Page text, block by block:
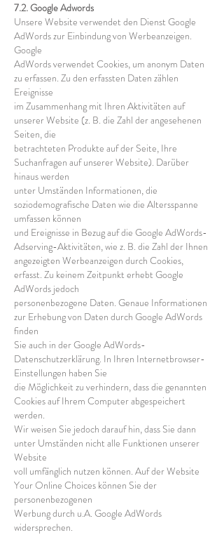
7.2. Google Adwords
Unsere Website verwendet den Dienst Google
AdWords zur Einbindung von Werbeanzeigen.
Google
AdWords verwendet Cookies, um anonym Daten
zu erfassen. Zu den erfassten Daten zählen
Ereignisse
im Zusammenhang mit Ihren Aktivitäten auf
unserer Website (z. B. die Zahl der angesehenen
Seiten, die
betrachteten Produkte auf der Seite, Ihre
Suchanfragen auf unserer Website). Darüber
hinaus werden
unter Umständen Informationen, die
soziodemografische Daten wie die Altersspanne
umfassen können
und Ereignisse in Bezug auf die Google AdWords-
Adserving-Aktivitäten, wie z. B. die Zahl der Ihnen
angezeigten Werbeanzeigen durch Cookies,
erfasst. Zu keinem Zeitpunkt erhebt Google
AdWords jedoch
personenbezogene Daten. Genaue Informationen
zur Erhebung von Daten durch Google AdWords
finden
Sie auch in der Google AdWords-
Datenschutzerklärung. In Ihren Internetbrowser-
Einstellungen haben Sie
die Möglichkeit zu verhindern, dass die genannten
Cookies auf Ihrem Computer abgespeichert
werden.
Wir weisen Sie jedoch darauf hin, dass Sie dann
unter Umständen nicht alle Funktionen unserer
Website
voll umfänglich nutzen können. Auf der Website
Your Online Choices können Sie der
personenbezogenen
Werbung durch u.A. Google AdWords
widersprechen.